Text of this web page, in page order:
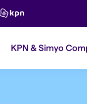
KPN & Simyo